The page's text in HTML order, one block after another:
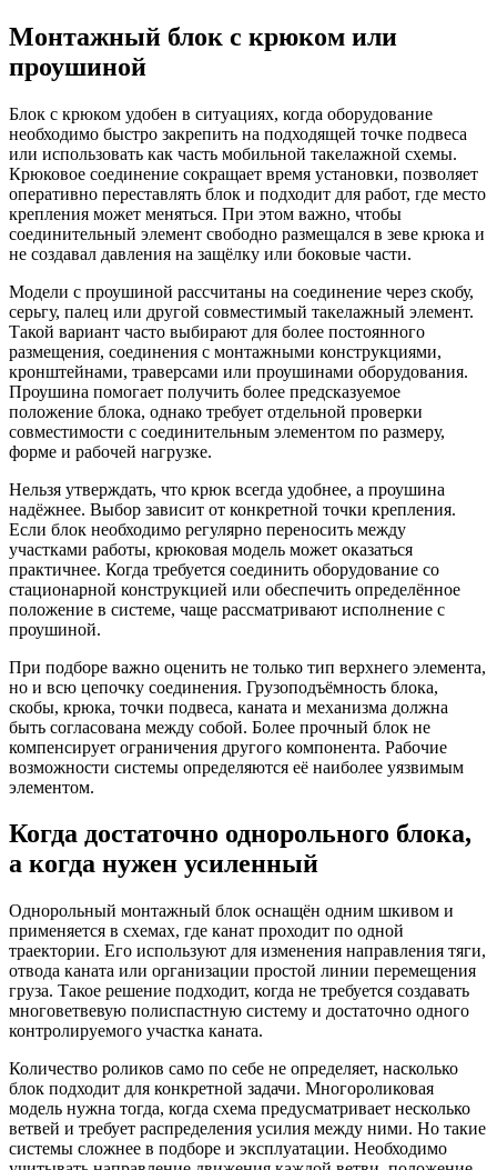
Монтажный блок с крюком или
проушиной
Блок с крюком удобен в ситуациях, когда оборудование
необходимо быстро закрепить на подходящей точке подвеса
или использовать как часть мобильной такелажной схемы.
Крюковое соединение сокращает время установки, позволяет
оперативно переставлять блок и подходит для работ, где место
крепления может меняться. При этом важно, чтобы
соединительный элемент свободно размещался в зеве крюка и
не создавал давления на защёлку или боковые части.
Модели с проушиной рассчитаны на соединение через скобу,
серьгу, палец или другой совместимый такелажный элемент.
Такой вариант часто выбирают для более постоянного
размещения, соединения с монтажными конструкциями,
кронштейнами, траверсами или проушинами оборудования.
Проушина помогает получить более предсказуемое
положение блока, однако требует отдельной проверки
совместимости с соединительным элементом по размеру,
форме и рабочей нагрузке.
Нельзя утверждать, что крюк всегда удобнее, а проушина
надёжнее. Выбор зависит от конкретной точки крепления.
Если блок необходимо регулярно переносить между
участками работы, крюковая модель может оказаться
практичнее. Когда требуется соединить оборудование со
стационарной конструкцией или обеспечить определённое
положение в системе, чаще рассматривают исполнение с
проушиной.
При подборе важно оценить не только тип верхнего элемента,
но и всю цепочку соединения. Грузоподъёмность блока,
скобы, крюка, точки подвеса, каната и механизма должна
быть согласована между собой. Более прочный блок не
компенсирует ограничения другого компонента. Рабочие
возможности системы определяются её наиболее уязвимым
элементом.
Когда достаточно однорольного блока,
а когда нужен усиленный
Однорольный монтажный блок оснащён одним шкивом и
применяется в схемах, где канат проходит по одной
траектории. Его используют для изменения направления тяги,
отвода каната или организации простой линии перемещения
груза. Такое решение подходит, когда не требуется создавать
многоветвевую полиспастную систему и достаточно одного
контролируемого участка каната.
Количество роликов само по себе не определяет, насколько
блок подходит для конкретной задачи. Многороликовая
модель нужна тогда, когда схема предусматривает несколько
ветвей и требует распределения усилия между ними. Но такие
системы сложнее в подборе и эксплуатации. Необходимо